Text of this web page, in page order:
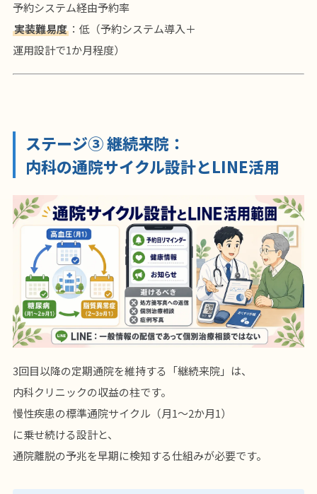
予約システム経由予約率
実装難易度 ：低（予約システム導入＋
運用設計で1か月程度）
ステージ③ 継続来院：
内科の通院サイクル設計とLINE活用
3回目以降の定期通院を維持する「継続来院」は、
内科クリニックの収益の柱です。
慢性疾患の標準通院サイクル（月1〜2か月1）
に乗せ続ける設計と、
通院離脱の予兆を早期に検知する仕組みが必要です。